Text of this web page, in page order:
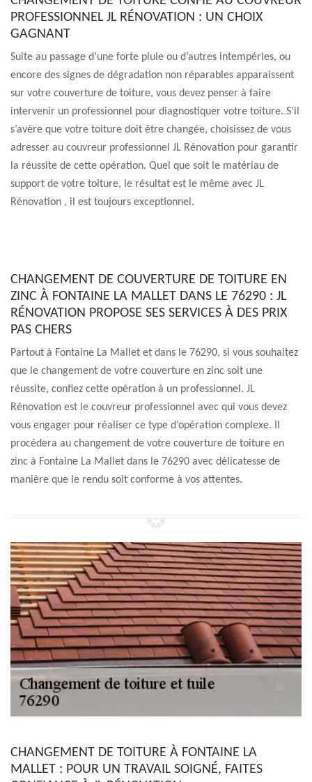
PROFESSIONNEL JL RÉNOVATION : UN CHOIX
GAGNANT
Suite au passage d’une forte pluie ou d’autres intempéries, ou
encore des signes de dégradation non réparables apparaissent
sur votre couverture de toiture, vous devez penser à faire
intervenir un professionnel pour diagnostiquer votre toiture. S’il
s’avère que votre toiture doit être changée, choisissez de vous
adresser au couvreur professionnel JL Rénovation pour garantir
la réussite de cette opération. Quel que soit le matériau de
support de votre toiture, le résultat est le même avec JL
Rénovation , il est toujours exceptionnel.
CHANGEMENT DE COUVERTURE DE TOITURE EN
ZINC À FONTAINE LA MALLET DANS LE 76290 : JL
RÉNOVATION PROPOSE SES SERVICES À DES PRIX
PAS CHERS
Partout à Fontaine La Mallet et dans le 76290, si vous souhaitez
que le changement de votre couverture en zinc soit une
réussite, confiez cette opération à un professionnel. JL
Rénovation est le couvreur professionnel avec qui vous devez
vous engager pour réaliser ce type d’opération complexe. Il
procédera au changement de votre couverture de toiture en
zinc à Fontaine La Mallet dans le 76290 avec délicatesse de
manière que le rendu soit conforme à vos attentes.
CHANGEMENT DE TOITURE À FONTAINE LA
MALLET : POUR UN TRAVAIL SOIGNÉ, FAITES